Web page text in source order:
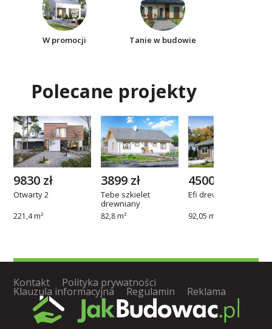
W promocji Tanie w budowie
Polecane projekty
Otwarty 2
221,4 m²
9830 zł
Tebe szkielet
drewniany
82,8 m²
3899 zł
Efi drewniany
92,05 m²
4500 zł
Kontakt Polityka prywatności
Klauzula informacyjna Regulamin Reklama